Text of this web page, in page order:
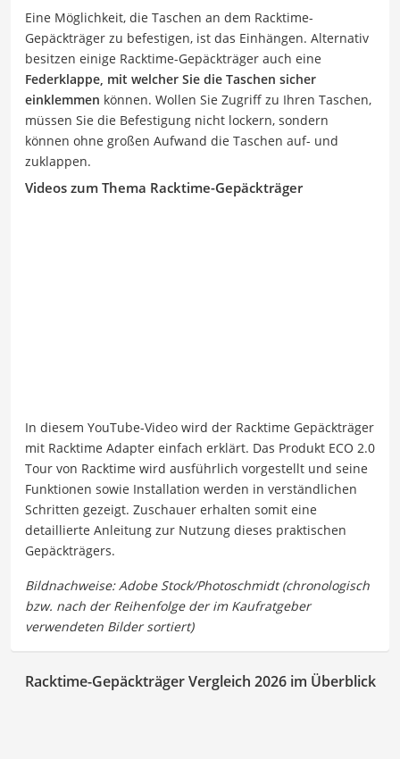
Eine Möglichkeit, die Taschen an dem Racktime-
Gepäckträger zu befestigen, ist das Einhängen. Alternativ
besitzen einige Racktime-Gepäckträger auch eine
Federklappe, mit welcher Sie die Taschen sicher
einklemmen können. Wollen Sie Zugriff zu Ihren Taschen,
müssen Sie die Befestigung nicht lockern, sondern
können ohne großen Aufwand die Taschen auf- und
zuklappen.
Videos zum Thema Racktime-Gepäckträger
In diesem YouTube-Video wird der Racktime Gepäckträger
mit Racktime Adapter einfach erklärt. Das Produkt ECO 2.0
Tour von Racktime wird ausführlich vorgestellt und seine
Funktionen sowie Installation werden in verständlichen
Schritten gezeigt. Zuschauer erhalten somit eine
detaillierte Anleitung zur Nutzung dieses praktischen
Gepäckträgers.
Racktime-Gepäckträger Vergleich 2026 im Überblick